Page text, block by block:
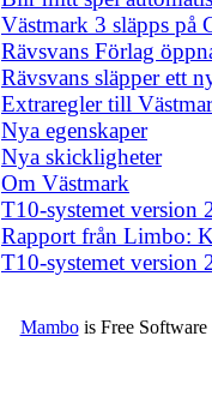
Västmark 3 släpps på
Rävsvans Förlag
Rävsvans släpper ett
Extraregler till
Nya egenskaper
Nya skickligheter
Om Västmark
T10-systemet version
Rapport från Limbo:
T10-systemet version
Mambois Free Software